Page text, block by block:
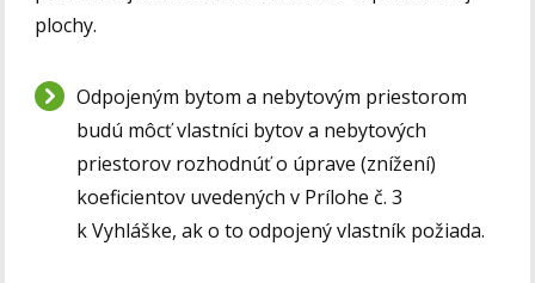
plochy.
Odpojeným bytom a nebytovým priestorom
budú môcť vlastníci bytov a nebytových
priestorov rozhodnúť o úprave (znížení)
koeficientov uvedených v Prílohe č. 3
k Vyhláške, ak o to odpojený vlastník požiada.